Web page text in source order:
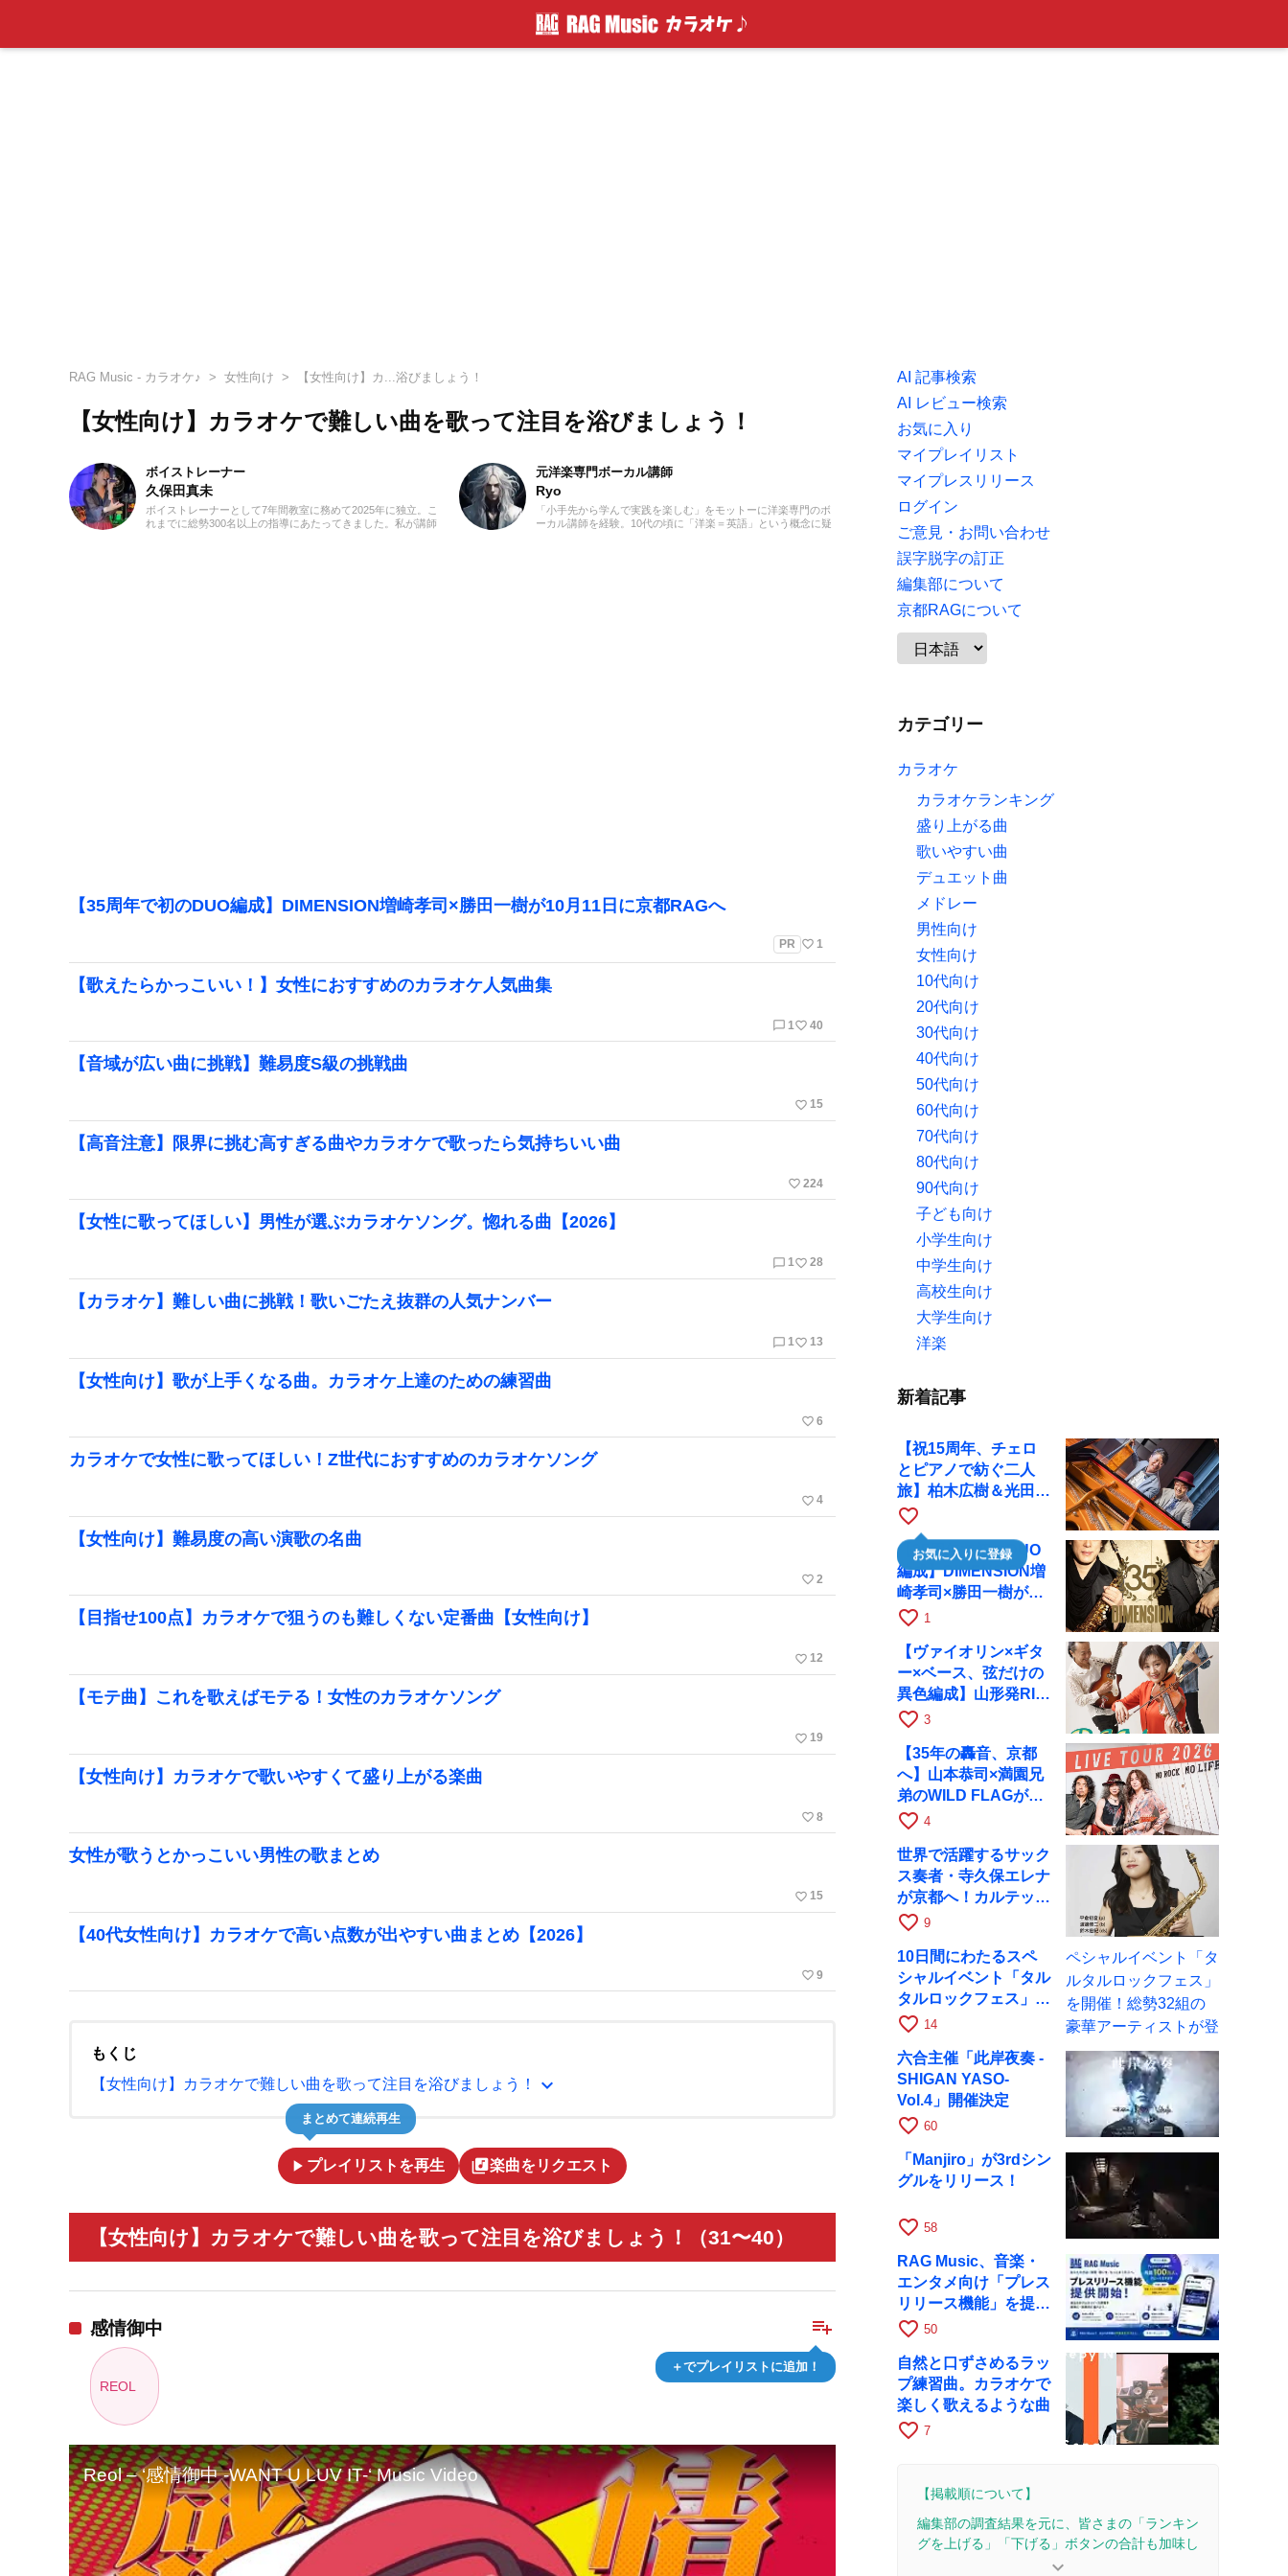
RAG Music - カラオケ♪ 女性向け 【女性向け】カ...浴びましょう！
【女性向け】カラオケで難しい曲を歌って注目を浴びましょう！
ボイストレーナー
久保田真未
ボイストレーナーとして7年間教室に務めて2025年に独立。こ
れまでに総勢300名以上の指導にあたってきました。私が講師
元洋楽専門ボーカル講師
Ryo
「小手先から学んで実践を楽しむ」をモットーに洋楽専門のボ
ーカル講師を経験。10代の頃に「洋楽＝英語」という概念に疑
【35周年で初のDUO編成】DIMENSION増崎孝司×勝田一樹が10月11日に京都RAGへ
PR favorite_border 1
【歌えたらかっこいい！】女性におすすめのカラオケ人気曲集
chat_bubble_outline 1 favorite_border 40
【音域が広い曲に挑戦】難易度S級の挑戦曲
favorite_border 15
【高音注意】限界に挑む高すぎる曲やカラオケで歌ったら気持ちいい曲
favorite_border 224
【女性に歌ってほしい】男性が選ぶカラオケソング。惚れる曲【2026】
chat_bubble_outline 1favorite_border 28
【カラオケ】難しい曲に挑戦！歌いごたえ抜群の人気ナンバー
chat_bubble_outline 1 favorite_border 13
【女性向け】歌が上手くなる曲。カラオケ上達のための練習曲
favorite_border 6
カラオケで女性に歌ってほしい！Z世代におすすめのカラオケソング
favorite_border 4
【女性向け】難易度の高い演歌の名曲
favorite_border 2
【目指せ100点】カラオケで狙うのも難しくない定番曲【女性向け】
favorite_border 12
【モテ曲】これを歌えばモテる！女性のカラオケソング
favorite_border 19
【女性向け】カラオケで歌いやすくて盛り上がる楽曲
favorite_border 8
女性が歌うとかっこいい男性の歌まとめ
favorite_border 15
【40代女性向け】カラオケで高い点数が出やすい曲まとめ【2026】
favorite_border 9
もくじ
【女性向け】カラオケで難しい曲を歌って注目を浴びましょう！
expand_more
play_arrow プレイリストを再生
まとめて連続再生
library_music楽曲をリクエスト
【女性向け】カラオケで難しい曲を歌って注目を浴びましょう！（31〜40）
playlist_add
＋でプレイリストに追加！
感情御中
REOL
Reol – ‘感情御中 -WANT U LUV IT-‘ Music Video
AI 記事検索
AI レビュー検索
お気に入り
マイプレイリスト
マイプレスリリース
ログイン
ご意見・お問い合わせ
誤字脱字の訂正
編集部について
京都RAGについて
カテゴリー
カラオケ
カラオケランキング
盛り上がる曲
歌いやすい曲
デュエット曲
メドレー
男性向け
女性向け
10代向け
20代向け
30代向け
40代向け
50代向け
60代向け
70代向け
80代向け
90代向け
子ども向け
小学生向け
中学生向け
高校生向け
大学生向け
洋楽
新着記事
【祝15周年、チェロ
とピアノで紡ぐ二人
旅】柏木広樹＆光田健
一が11月12日に京都
RAGへ
favorite_border
お気に入りに登録
【35周年で初のDUO
編成】DIMENSION増
崎孝司×勝田一樹が10
月11日に京都RAGへ
favorite_border 1
【ヴァイオリン×ギタ
ー×ベース、弦だけの
異色編成】山形発RIM
が初全国ツアーで8月
favorite_border 3
【35年の轟音、京都
へ】山本恭司×満園兄
弟のWILD FLAGが8
月6日にRAGでライブ
favorite_border 4
世界で活躍するサック
ス奏者・寺久保エレナ
が京都へ！カルテッ
ト・ツアー京都公演を
favorite_border 9
10日間にわたるスペ
シャルイベント「タル
タルロックフェス」を
開催！総勢32組の豪
favorite_border 14
六合主催「此岸夜奏 -
SHIGAN YASO-
Vol.4」開催決定
favorite_border 60
「Manjiro」が3rdシン
グルをリリース！
favorite_border 58
RAG Music、音楽・
エンタメ向け「プレス
リリース機能」を提供
開始
favorite_border 50
自然と口ずさめるラッ
プ練習曲。カラオケで
楽しく歌えるような曲
favorite_border 7
【掲載順について】
編集部の調査結果を元に、皆さまの「ランキン
グを上げる」「下げる」ボタンの合計も加味し
keyboard_arrow_down